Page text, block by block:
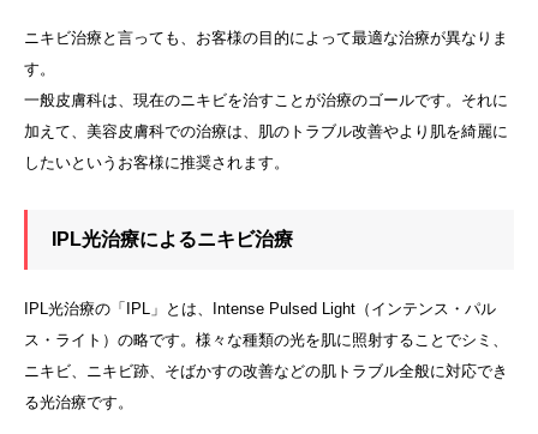
ニキビ治療と言っても、お客様の目的によって最適な治療が異なりま
す。
一般皮膚科は、現在のニキビを治すことが治療のゴールです。それに
加えて、美容皮膚科での治療は、肌のトラブル改善やより肌を綺麗に
したいというお客様に推奨されます。
IPL光治療によるニキビ治療
IPL光治療の「IPL」とは、Intense Pulsed Light（インテンス・パル
ス・ライト）の略です。様々な種類の光を肌に照射することでシミ、
ニキビ、ニキビ跡、そばかすの改善などの肌トラブル全般に対応でき
る光治療です。